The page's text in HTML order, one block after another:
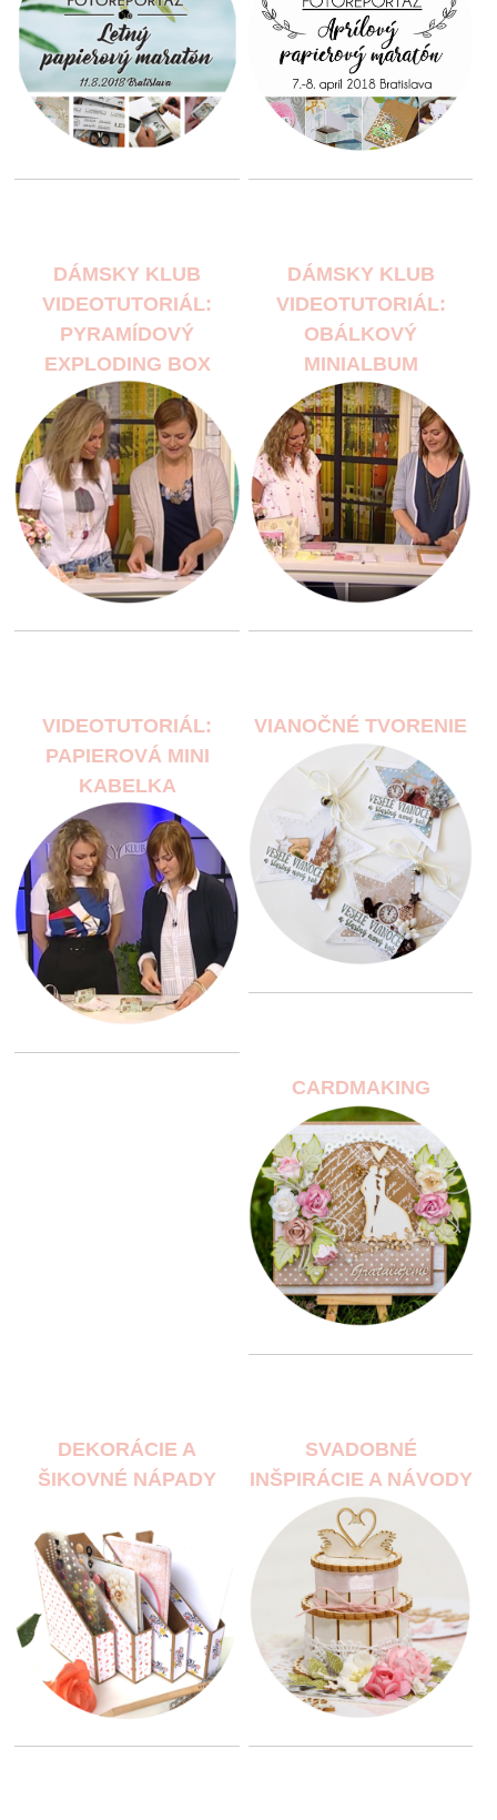
DÁMSKY KLUB
VIDEOTUTORIÁL:
PYRAMÍDOVÝ
EXPLODING BOX
DÁMSKY KLUB
VIDEOTUTORIÁL:
OBÁLKOVÝ
MINIALBUM
VIDEOTUTORIÁL:
PAPIEROVÁ MINI
KABELKA
VIANOČNÉ TVORENIE
CARDMAKING
DEKORÁCIE A
ŠIKOVNÉ NÁPADY
SVADOBNÉ
INŠPIRÁCIE A NÁVODY